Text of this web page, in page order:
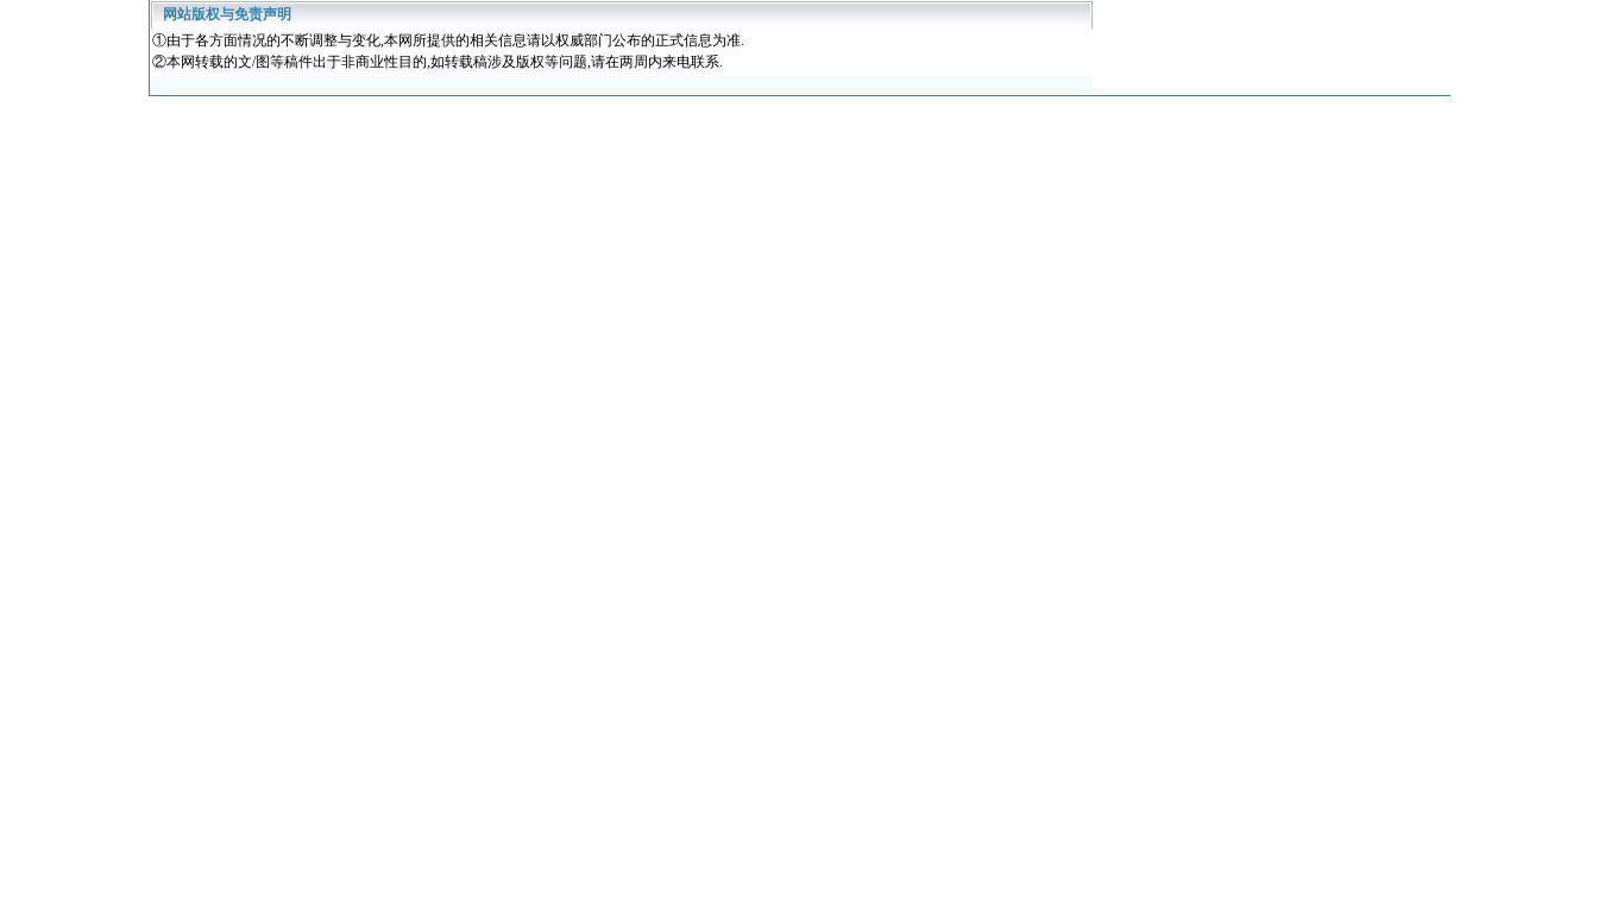
网站版权与免责声明
①由于各方面情况的不断调整与变化,本网所提供的相关信息请以权威部门公布的正式信息为准.
②本网转载的文/图等稿件出于非商业性目的,如转载稿涉及版权等问题,请在两周内来电联系.
· 2009中国大学历史学50强